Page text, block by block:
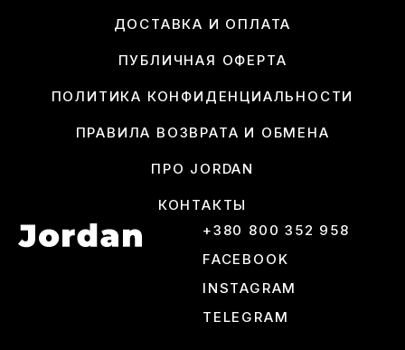
ДОСТАВКА И ОПЛАТА
ПУБЛИЧНАЯ ОФЕРТА
ПОЛИТИКА КОНФИДЕНЦИАЛЬНОСТИ
ПРАВИЛА ВОЗВРАТА И ОБМЕНА
ПРО JORDAN
КОНТАКТЫ
+380 800 352 958
FACEBOOK
INSTAGRAM
TELEGRAM